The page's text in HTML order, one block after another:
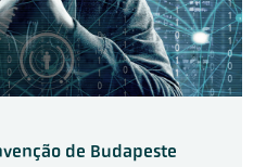
de Budapeste